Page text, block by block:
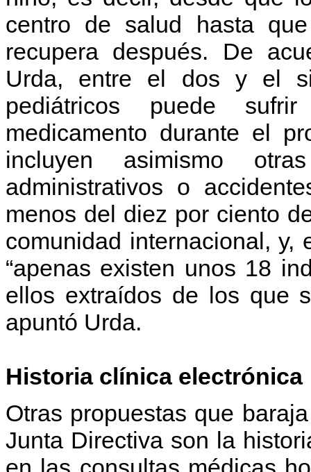
centro de salud hasta
recupera después. De
Urda, entre el dos y el
pediátricos puede
medicamento durante el
incluyen asimismo
administrativos o
menos del diez por ciento
comunidad internacional,
“apenas existen unos 18
ellos extraídos de los que
apuntó Urda.
Historia clínica electrónica
Otras propuestas que
Junta Directiva son la